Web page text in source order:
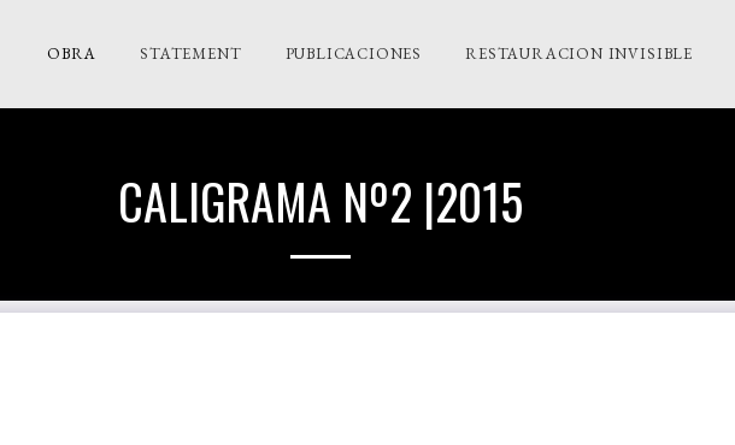
OBRA STATEMENT PUBLICACIONES RESTAURACION INVISIBLE
CALIGRAMA Nº2 |2015